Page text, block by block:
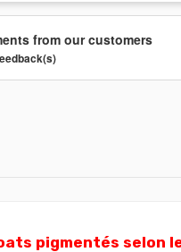
from our customers
pigmentés selon